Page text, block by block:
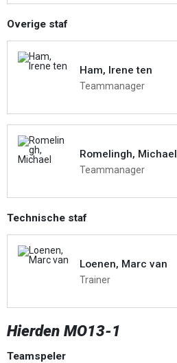
Overige staf
Ham, Irene ten
Teammanager
Romelingh, Michael
Teammanager
Technische staf
Loenen, Marc van
Trainer
Hierden MO13-1
Teamspeler